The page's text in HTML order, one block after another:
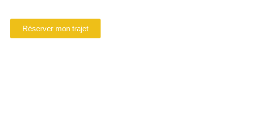
Réserver mon trajet